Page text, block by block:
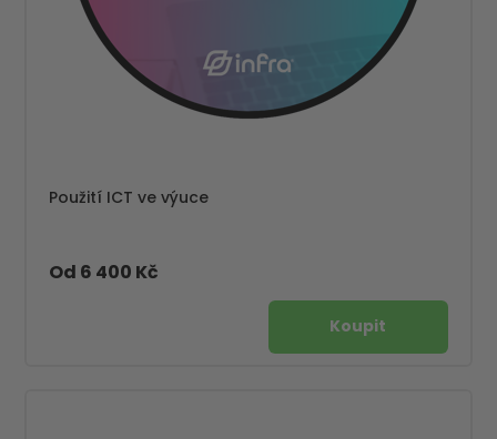
Použití ICT ve výuce
Od 6 400 Kč